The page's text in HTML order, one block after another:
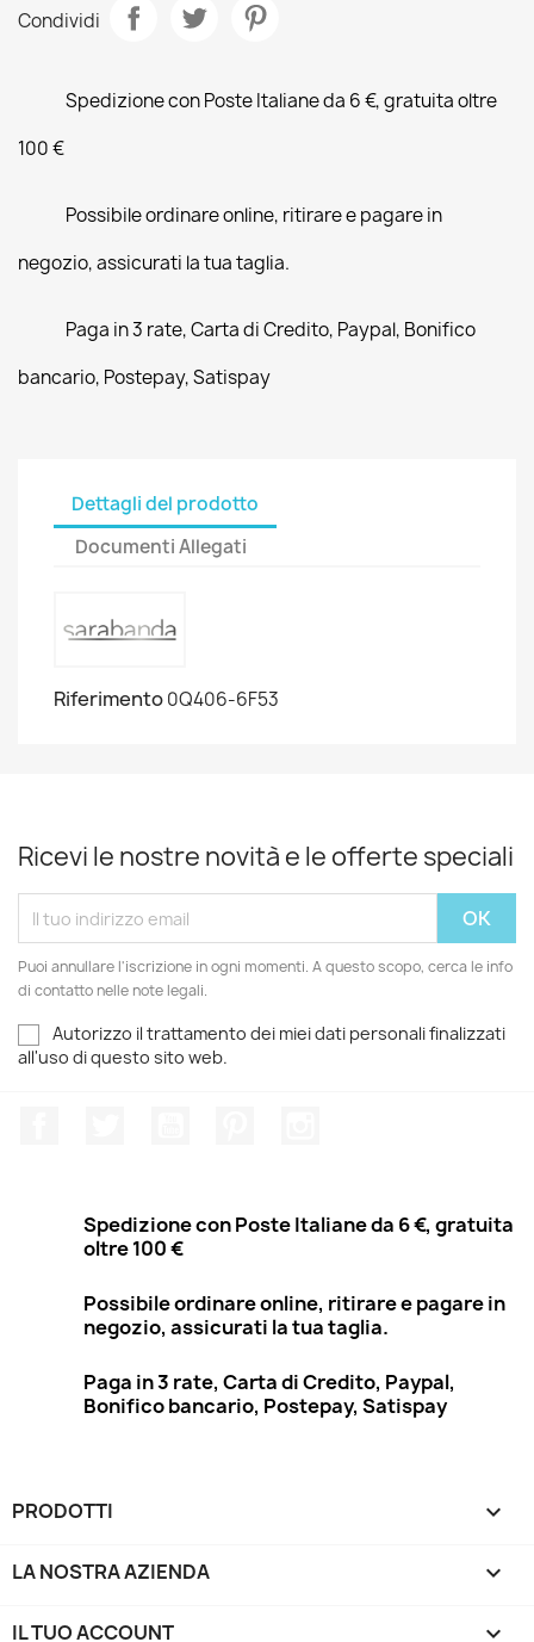
Condividi
Spedizione con Poste Italiane da 6 €, gratuita oltre
100 €
Possibile ordinare online, ritirare e pagare in
negozio, assicurati la tua taglia.
Paga in 3 rate, Carta di Credito, Paypal, Bonifico
bancario, Postepay, Satispay
Dettagli del prodotto
Documenti Allegati
Riferimento0Q406-6F53
Ricevi le nostre novità e le offerte speciali
Puoi annullare l'iscrizione in ogni momenti. A questo scopo, cerca le info
di contatto nelle note legali.
Autorizzo il trattamento dei miei dati personali finalizzati
all'uso di questo sito web.
Spedizione con Poste Italiane da 6 €, gratuita
oltre 100 €
Possibile ordinare online, ritirare e pagare in
negozio, assicurati la tua taglia.
Paga in 3 rate, Carta di Credito, Paypal,
Bonifico bancario, Postepay, Satispay
PRODOTTI 
LA NOSTRA AZIENDA 
IL TUO ACCOUNT 